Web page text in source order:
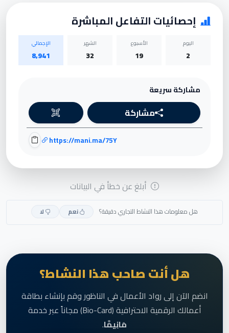
إحصائيات التفاعل المباشرة
اليوم
2
الأسبوع
19
الشهر
32
الإجمالي
8,941
مشاركة سريعة
مشاركة
https://mani.ma/75Y
أبلغ عن خطأ في البيانات
هل معلومات هذا النشاط التجاري دقيقة؟ نعم لا
هل أنت صاحب هذا النشاط؟
انضم الآن إلى رواد الأعمال في الناظور وقم بإنشاء بطاقة
أعمالك الرقمية الاحترافية (Bio-Card) مجاناً عبر خدمة
مَانِيمَّا.